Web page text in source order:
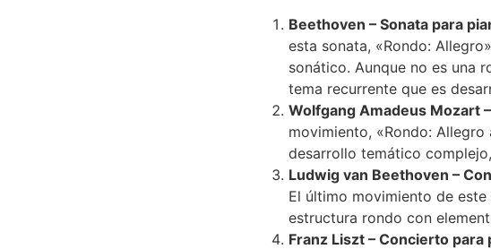
Beethoven – Sonata para
esta sonata, «Rondo:
sonático. Aunque no es una
tema recurrente que es
Wolfgang Amadeus Mozart
movimiento, «Rondo:
desarrollo temático
Ludwig van Beethoven –
El último movimiento de
estructura rondo con
Franz Liszt – Concierto para